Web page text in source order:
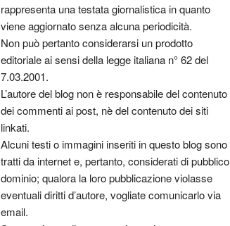
rappresenta una testata giornalistica in quanto
viene aggiornato senza alcuna periodicità.
Non può pertanto considerarsi un prodotto
editoriale ai sensi della legge italiana n° 62 del
7.03.2001.
L’autore del blog non è responsabile del contenuto
dei commenti ai post, nè del contenuto dei siti
linkati.
Alcuni testi o immagini inseriti in questo blog sono
tratti da internet e, pertanto, considerati di pubblico
dominio; qualora la loro pubblicazione violasse
eventuali diritti d’autore, vogliate comunicarlo via
email.